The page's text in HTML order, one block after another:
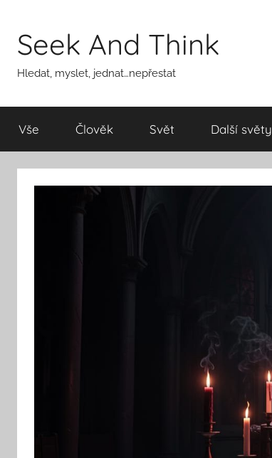
obsahu
Seek And Think
Hledat, myslet, jednat…nepřestat
Vše Člověk Svět Další světy